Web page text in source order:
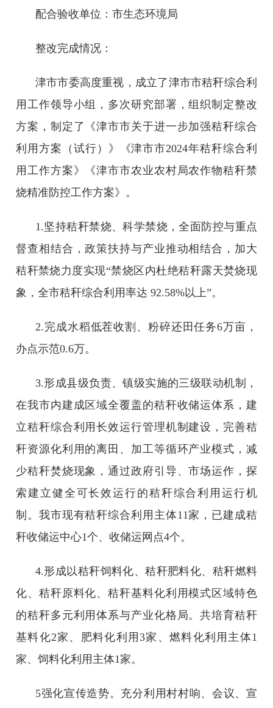
配合验收单位：市生态环境局
整改完成情况：
津市市委高度重视，成立了津市市秸秆综合利
用工作领导小组，多次研究部署，组织制定整改
方案，制定了《津市市关于进一步加强秸秆综合
利用方案（试行）》《津市市2024年秸秆综合利
用工作方案》《津市市农业农村局农作物秸秆禁
烧精准防控工作方案》。
1.坚持秸秆禁烧、科学禁烧，全面防控与重点
督查相结合，政策扶持与产业推动相结合，加大
秸秆禁烧力度实现“禁烧区内杜绝秸秆露天焚烧现
象，全市秸秆综合利用率达 92.58%以上”。
2.完成水稻低茬收割、粉碎还田任务6万亩，
办点示范0.6万。
3.形成县级负责、镇级实施的三级联动机制，
在我市内建成区域全覆盖的秸秆收储运体系，建
立秸秆综合利用长效运行管理机制建设，完善秸
秆资源化利用的离田、加工等循环产业模式，减
少秸秆焚烧现象，通过政府引导、市场运作，探
索建立健全可长效运行的秸秆综合利用运行机
制。我市现有秸秆综合利用主体11家，已建成秸
秆收储运中心1个、收储运网点4个。
4.形成以秸秆饲料化、秸秆肥料化、秸秆燃料
化、秸秆原料化、秸秆基料化利用模式区域特色
的秸秆多元利用体系与产业化格局。共培育秸秆
基料化2家、肥料化利用3家、燃料化利用主体1
家、饲料化利用主体1家。
5强化宣传造势。充分利用村村响、会议、宣